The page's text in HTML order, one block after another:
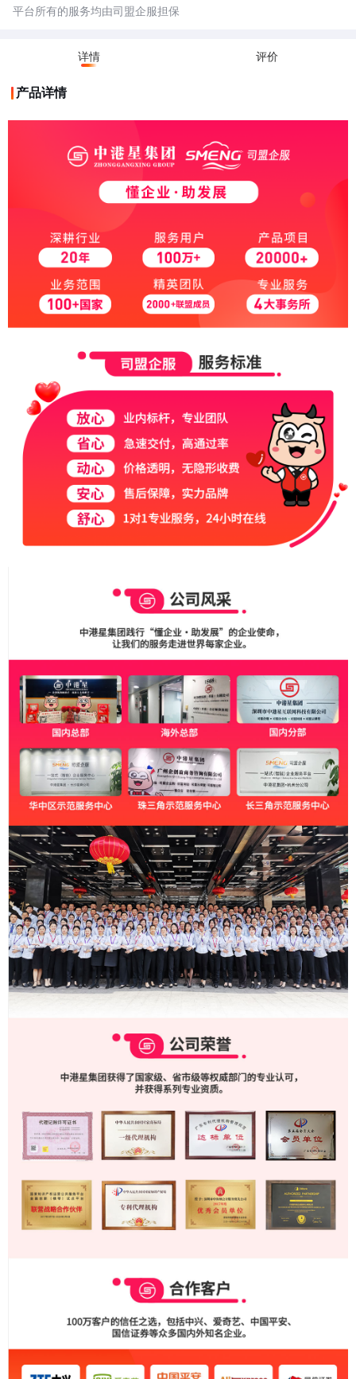
（目前是 500 万元），并且会计核算不健全，不能正确核算增值税的销项
税额、进项税额和应纳税额的增值税纳税人。
7.一般纳税人：一般纳税人是指年应征增值税销售额超过财政部、国家税务
平台所有的服务均由司盟企服担保
详情 评价
产品详情